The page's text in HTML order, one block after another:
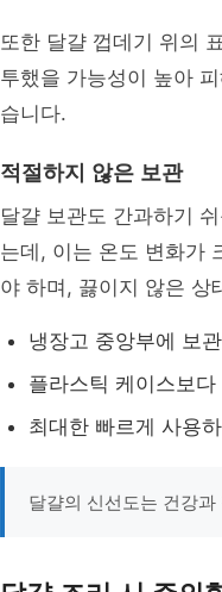
또한 달걀 껍데기 위의
투했을 가능성이 높아
습니다.
적절하지 않은 보관
달걀 보관도 간과하기
는데, 이는 온도 변화가
야 하며, 끓이지 않은 상
냉장고 중앙부에 보
플라스틱 케이스보
최대한 빠르게 사용
달걀의 신선도는 건강